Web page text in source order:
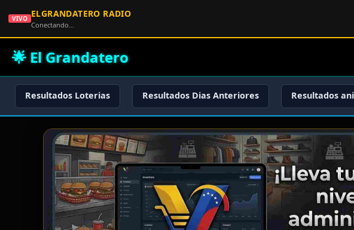
🌟 El Grandatero
Resultados Loterias Resultados Dias Anteriores Resultados
VIVO ELGRANDATERO RADIO
Conectando…